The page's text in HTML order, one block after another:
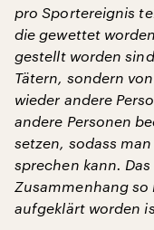
pro Sportereignis
die gewettet
gestellt worden
Tätern, sondern
wieder andere
andere Personen
setzen, sodass
sprechen kann.
Zusammenhang
aufgeklärt worden